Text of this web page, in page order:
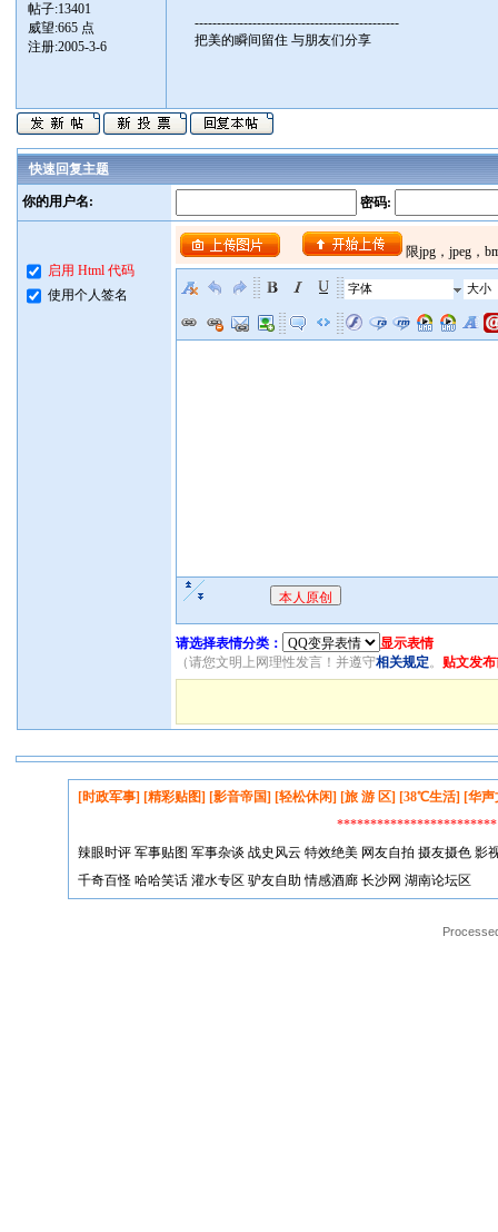
帖子:13401
威望:665 点
注册:2005-3-6
----------------------------------------------
把美的瞬间留住 与朋友们分享
快速回复主题
你的用户名: 密码:
启用 Html 代码
使用个人签名
字体 大小
请选择表情分类：
显示表情
（请您文明上网理性发言！并遵守相关规定。 贴文发
[时政军事] [精彩贴图] [影音帝国] [轻松休闲] [旅 游 区] [38℃生活] [华
************************
辣眼时评 军事贴图 军事杂谈 战史风云 特效绝美 网友自拍 摄友摄色 影
千奇百怪 哈哈笑话 灌水专区 驴友自助 情感酒廊 长沙网 湖南论坛区